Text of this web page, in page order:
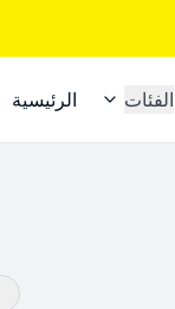
الرئيسية الفئات